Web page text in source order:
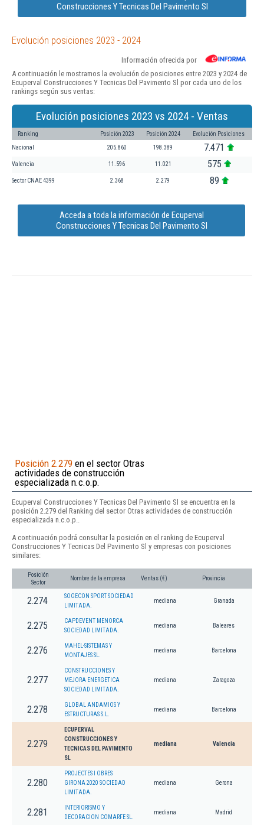
Construcciones Y Tecnicas Del Pavimento Sl
Evolución posiciones 2023 - 2024
Información ofrecida por
A continuación le mostramos la evolución de posiciones entre 2023 y 2024 de
Ecuperval Construcciones Y Tecnicas Del Pavimento Sl por cada uno de los
rankings según sus ventas:
Evolución posiciones 2023 vs 2024 - Ventas
Ranking Posición 2023 Posición 2024 Evolución Posiciones
Nacional 205.860 198.389 7.471
Valencia 11.596 11.021 575
Sector CNAE 4399 2.368 2.279 89
Acceda a toda la información de Ecuperval
Construcciones Y Tecnicas Del Pavimento Sl
Posición 2.279 en el sector Otras
actividades de construcción
especializada n.c.o.p.
Ecuperval Construcciones Y Tecnicas Del Pavimento Sl se encuentra en la
posición 2.279 del Ranking del sector Otras actividades de construcción
especializada n.c.o.p..
A continuación podrá consultar la posición en el ranking de Ecuperval
Construcciones Y Tecnicas Del Pavimento Sl y empresas con posiciones
similares:
Posición
Sector
Nombre de la empresa Ventas (€) Provincia
2.274
SOGECON SPORT SOCIEDAD
LIMITADA.
mediana Granada
2.275
CAPDEVENT MENORCA
SOCIEDAD LIMITADA.
mediana Baleares
2.276
MAHEL-SISTEMAS Y
MONTAJES SL.
mediana Barcelona
2.277
CONSTRUCCIONES Y
MEJORA ENERGETICA
SOCIEDAD LIMITADA.
mediana Zaragoza
2.278
GLOBAL ANDAMIOS Y
ESTRUCTURAS S.L.
mediana Barcelona
2.279
ECUPERVAL
CONSTRUCCIONES Y
TECNICAS DEL PAVIMENTO
SL
mediana Valencia
2.280
PROJECTES I OBRES
GIRONA 2020 SOCIEDAD
LIMITADA.
mediana Gerona
2.281
INTERIORISMO Y
DECORACION COMARFE SL.
mediana Madrid